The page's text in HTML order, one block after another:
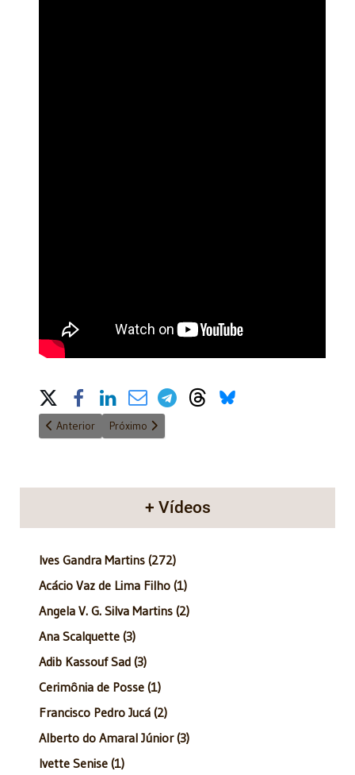
Share on Social Media
Artigo anterior: VT REAJUST DO ITBI NA TABELA
Anterior Próximo artigo: Questão de Justiça PGM 015 15
Próximo
+ Vídeos
Ives Gandra Martins (272)
Acácio Vaz de Lima Filho (1)
Angela V. G. Silva Martins (2)
Ana Scalquette (3)
Adib Kassouf Sad (3)
Cerimônia de Posse (1)
Francisco Pedro Jucá (2)
Alberto do Amaral Júnior (3)
Ivette Senise (1)